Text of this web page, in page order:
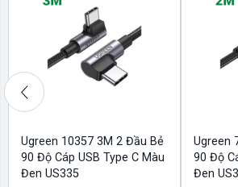
Ugreen 10357 3M 2 Đầu Bẻ
90 Độ Cáp USB Type C Màu
Đen US335
Ugreen
90 Độ
Đen